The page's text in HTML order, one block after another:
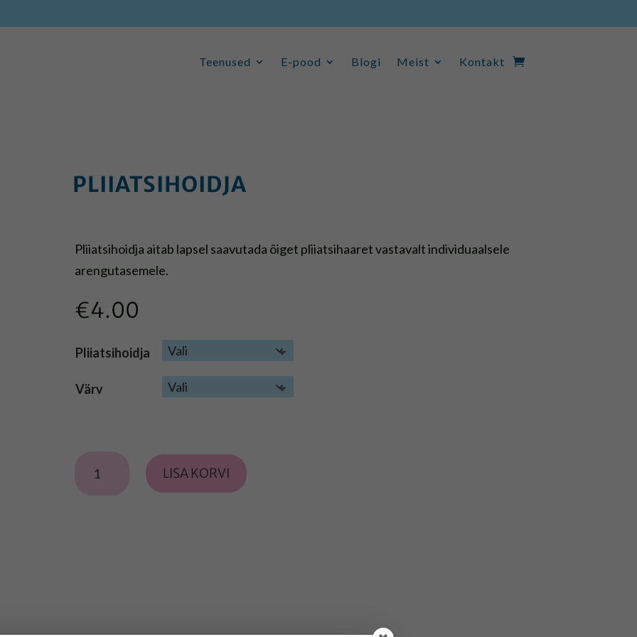
Teenused E-pood Blogi Meist Kontakt
Teenused E-pood Blogi Meist Kontakt
PLIIATSIHOIDJA
Pliiatsihoidja aitab lapsel saavutada õiget pliiatsihaaret vastavalt individuaalsele
arengutasemele.
€4.00
Pliiatsihoidja
Värv
kogus
LISA KORVI